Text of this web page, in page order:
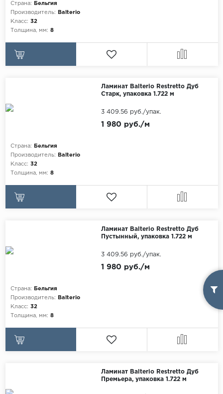
Страна:
Бельгия
Производитель:
Balterio
Класс: 32
Толщина, мм: 8
Ламинат Balterio Restretto Дуб
Старк, упаковка 1.722 м
Страна:
Бельгия
Производитель:
Balterio
Класс: 32
Толщина, мм: 8
1 980 руб./м
3 409.56 руб./упак.
Ламинат Balterio Restretto Дуб
Пустынный, упаковка 1.722 м
Страна:
Бельгия
Производитель:
Balterio
Класс: 32
Толщина, мм: 8
1 980 руб./м
3 409.56 руб./упак.
Ламинат Balterio Restretto Дуб
Премьера, упаковка 1.722 м